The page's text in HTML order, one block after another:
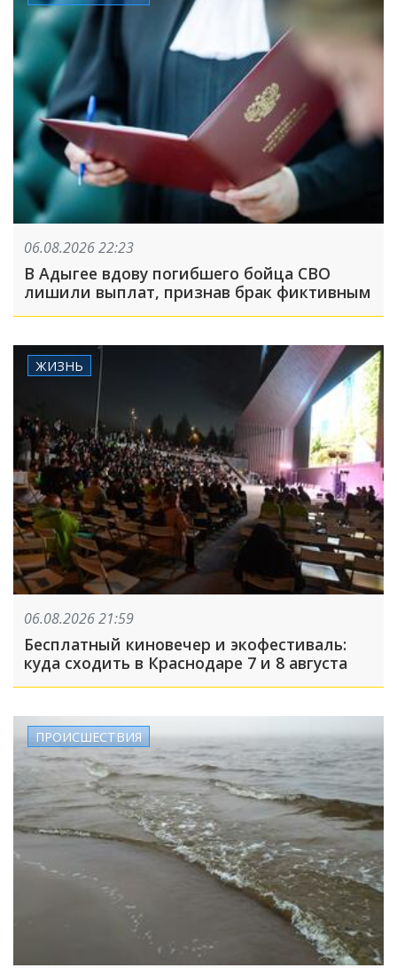
06.08.2026 22:23
В Адыгее вдову погибшего бойца СВО
лишили выплат, признав брак фиктивным
ЖИЗНЬ
06.08.2026 21:59
Бесплатный киновечер и экофестиваль:
куда сходить в Краснодаре 7 и 8 августа
ПРОИСШЕСТВИЯ